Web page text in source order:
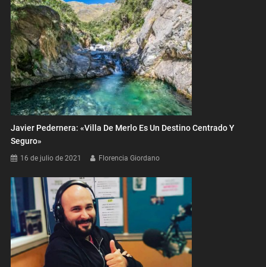
Javier Pedernera: «Villa De Merlo Es Un Destino Centrado Y
Seguro»
16 de julio de 2021 Florencia Giordano